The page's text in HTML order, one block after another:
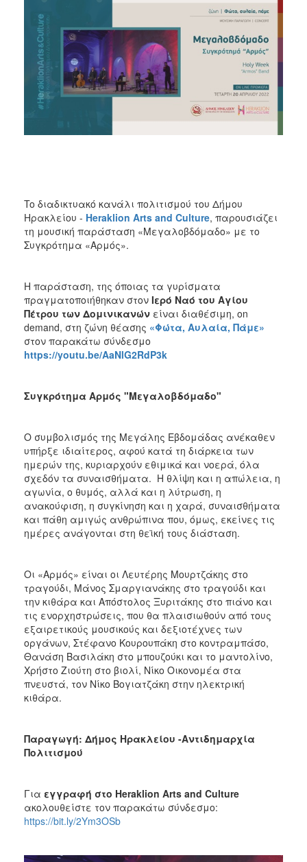
2010
2006
ΤΟΠΟΣ
ΑΝΘΕΚΤΙΚΗ
ΠΟΛΗ
To διαδικτυακό κανάλι πολιτισμού του Δήμου
Ηρακλείου - Heraklion Arts and Culture, παρουσιάζει
τη μουσική παράσταση «Μεγαλοβδόμαδο» με το
Συγκρότημα «Αρμός».
Η παράσταση, της όποιας τα γυρίσματα
πραγματοποιήθηκαν στον Ιερό Ναό του Αγίου
Πέτρου των Δομινικανών είναι διαθέσιμη, on
demand, στη ζώνη θέασης «Φώτα, Αυλαία, Πάμε»
στον παρακάτω σύνδεσμο
https://youtu.be/AaNlG2RdP3k
Συγκρότημα Αρμός "Μεγαλοβδόμαδο"
Ο συμβολισμός της Μεγάλης Εβδομάδας ανέκαθεν
υπήρξε ιδιαίτερος, αφού κατά τη διάρκεια των
ημερών της, κυριαρχούν εθιμικά και νοερά, όλα
σχεδόν τα συναισθήματα. Η θλίψη και η απώλεια, η
αγωνία, ο θυμός, αλλά και η λύτρωση, η
ανακούφιση, η συγκίνηση και η χαρά, συναισθήματα
και πάθη αμιγώς ανθρώπινα που, όμως, εκείνες τις
ημέρες ανάγονται στη θεϊκή τους διάσταση.
Οι «Αρμός» είναι οι Λευτέρης Μουρτζάκης στο
τραγούδι, Μάνος Σμαργιανάκης στο τραγούδι και
την κιθάρα και Απόστολος Ξυριτάκης στο πιάνο και
τις ενορχηστρώσεις, που θα πλαισιωθούν από τους
εξαιρετικούς μουσικούς και δεξιοτέχνες των
οργάνων, Στέφανο Κουρουπάκη στο κοντραμπάσο,
Θανάση Βασιλάκη στο μπουζούκι και το μαντολίνο,
Χρήστο Ζιούτη στο βιολί, Νίκο Οικονομέα στα
πνευστά, τον Νίκο Βογιατζάκη στην ηλεκτρική
κιθάρα.
Παραγωγή: Δήμος Ηρακλείου -Αντιδημαρχία
Πολιτισμού
Για εγγραφή στο Heraklion Arts and Culture
ακολουθείστε τον παρακάτω σύνδεσμο:
https://bit.ly/2Ym3OSb